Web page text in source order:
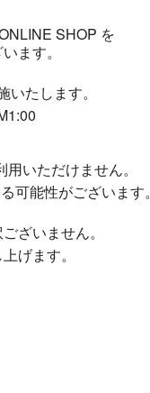
SHOP を
ます。
たします。
いただけません。
可能性がございます。
ざいません。
げます。